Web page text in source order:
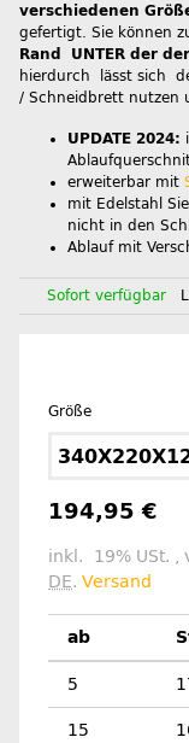
verschiedenen
gefertigt. Sie können
Rand UNTER der
hierdurch lässt sich
/ Schneidbrett nutzen
UPDATE 2024:
erweiterbar mit
mit Edelstahl
nicht in den
Ablauf mit
Sofort verfügbar
Größe
194,95 €
inkl. 19% USt. ,
DE. Versand
ab
5
15